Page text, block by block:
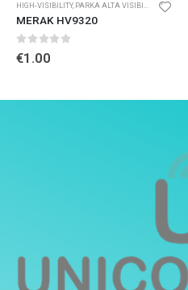
HIGH-VISIBILITY, PARKA ALTA VISIBILIDAD
MERAK HV9320
0out of 5
€1.00